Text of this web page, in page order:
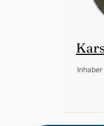
Inhaber